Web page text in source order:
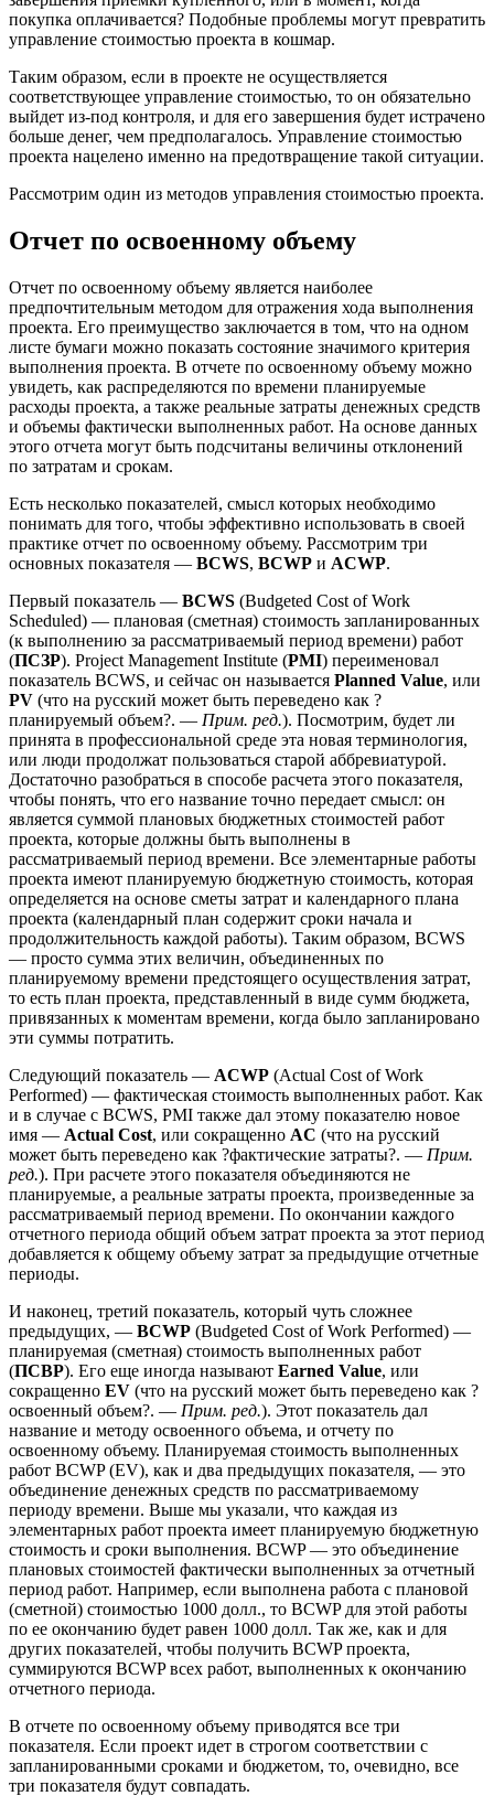
покупка оплачивается? Подобные проблемы могут превратить
управление стоимостью проекта в кошмар.
Таким образом, если в проекте не осуществляется
соответствующее управление стоимостью, то он обязательно
выйдет из-под контроля, и для его завершения будет истрачено
больше денег, чем предполагалось. Управление стоимостью
проекта нацелено именно на предотвращение такой ситуации.
Рассмотрим один из методов управления стоимостью проекта.
Отчет по освоенному объему
Отчет по освоенному объему является наиболее
предпочтительным методом для отражения хода выполнения
проекта. Его преимущество заключается в том, что на одном
листе бумаги можно показать состояние значимого критерия
выполнения проекта. В отчете по освоенному объему можно
увидеть, как распределяются по времени планируемые
расходы проекта, а также реальные затраты денежных средств
и объемы фактически выполненных работ. На основе данных
этого отчета могут быть подсчитаны величины отклонений
по затратам и срокам.
Есть несколько показателей, смысл которых необходимо
понимать для того, чтобы эффективно использовать в своей
практике отчет по освоенному объему. Рассмотрим три
основных показателя — BCWS, BCWP и ACWP.
Первый показатель — BCWS (Budgeted Cost of Work
Scheduled) — плановая (сметная) стоимость запланированных
(к выполнению за рассматриваемый период времени) работ
(ПСЗР). Project Management Institute (PMI) переименовал
показатель BCWS, и сейчас он называется Planned Value, или
PV (что на русский может быть переведено как ?
планируемый объем?. — Прим. ред.). Посмотрим, будет ли
принята в профессиональной среде эта новая терминология,
или люди продолжат пользоваться старой аббревиатурой.
Достаточно разобраться в способе расчета этого показателя,
чтобы понять, что его название точно передает смысл: он
является суммой плановых бюджетных стоимостей работ
проекта, которые должны быть выполнены в
рассматриваемый период времени. Все элементарные работы
проекта имеют планируемую бюджетную стоимость, которая
определяется на основе сметы затрат и календарного плана
проекта (календарный план содержит сроки начала и
продолжительность каждой работы). Таким образом, BCWS
— просто сумма этих величин, объединенных по
планируемому времени предстоящего осуществления затрат,
то есть план проекта, представленный в виде сумм бюджета,
привязанных к моментам времени, когда было запланировано
эти суммы потратить.
Следующий показатель — ACWP (Actual Cost of Work
Performed) — фактическая стоимость выполненных работ. Как
и в случае с BCWS, PMI также дал этому показателю новое
имя — Actual Cost, или сокращенно AC (что на русский
может быть переведено как ?фактические затраты?. — Прим.
ред.). При расчете этого показателя объединяются не
планируемые, а реальные затраты проекта, произведенные за
рассматриваемый период времени. По окончании каждого
отчетного периода общий объем затрат проекта за этот период
добавляется к общему объему затрат за предыдущие отчетные
периоды.
И наконец, третий показатель, который чуть сложнее
предыдущих, — BCWP (Budgeted Cost of Work Performed) —
планируемая (сметная) стоимость выполненных работ
(ПСВР). Его еще иногда называют Earned Value, или
сокращенно EV (что на русский может быть переведено как ?
освоенный объем?. — Прим. ред.). Этот показатель дал
название и методу освоенного объема, и отчету по
освоенному объему. Планируемая стоимость выполненных
работ BCWP (EV), как и два предыдущих показателя, — это
объединение денежных средств по рассматриваемому
периоду времени. Выше мы указали, что каждая из
элементарных работ проекта имеет планируемую бюджетную
стоимость и сроки выполнения. BCWP — это объединение
плановых стоимостей фактически выполненных за отчетный
период работ. Например, если выполнена работа с плановой
(сметной) стоимостью 1000 долл., то BCWP для этой работы
по ее окончанию будет равен 1000 долл. Так же, как и для
других показателей, чтобы получить BCWP проекта,
суммируются BCWP всех работ, выполненных к окончанию
отчетного периода.
В отчете по освоенному объему приводятся все три
показателя. Если проект идет в строгом соответствии с
запланированными сроками и бюджетом, то, очевидно, все
три показателя будут совпадать.